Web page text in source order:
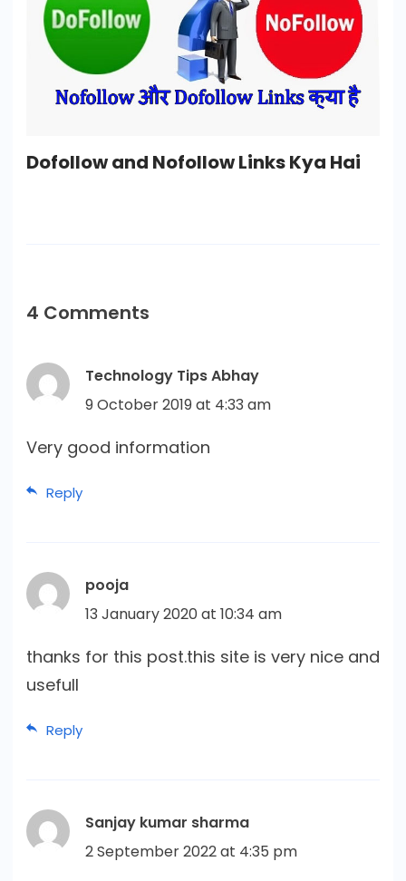
Dofollow and Nofollow Links Kya Hai
4 Comments
Technology Tips Abhay
9 October 2019 at 4:33 am
Very good information
Reply
pooja
13 January 2020 at 10:34 am
thanks for this post.this site is very nice and
usefull
Reply
Sanjay kumar sharma
2 September 2022 at 4:35 pm